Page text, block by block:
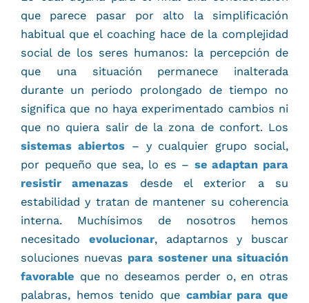
que parece pasar por alto la simplificación
habitual que el coaching hace de la complejidad
social de los seres humanos: la percepción de
que una situación permanece inalterada
durante un periodo prolongado de tiempo no
significa que no haya experimentado cambios ni
que no quiera salir de la zona de confort. Los
sistemas abiertos– y cualquier grupo social,
por pequeño que sea, lo es – se adaptan para
resistir amenazas desde el exterior a su
estabilidad y tratan de mantener su coherencia
interna. Muchísimos de nosotros hemos
necesitado evolucionar, adaptarnos y buscar
soluciones nuevas para sostener una situación
favorable que no deseamos perder o, en otras
palabras, hemos tenido que cambiar para que